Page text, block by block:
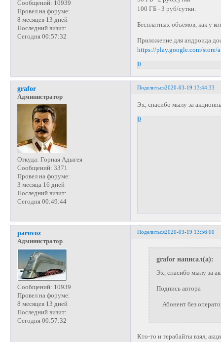
Сообщений: 10939
Провел на форуме:
8 месяцев 13 дней
Последний визит:
Сегодня 00:57:32
100 ГБ - 3 руб/сутки.
Бесплатных объёмов, как у
Приложение для андроида
https://play.google.com/
0
Поделиться2020-03-19 13:44:33
grafor
Администратор
Откуда: Горная Адыгея
Сообщений: 3371
Провел на форуме:
3 месяца 16 дней
Последний визит:
Сегодня 00:49:44
Эх, спасибо мылу за
0
Поделиться2020-03-19 13:56:00
parovoz
Администратор
Сообщений: 10939
Провел на форуме:
8 месяцев 13 дней
Последний визит:
Сегодня 00:57:32
grafor написал(а):
Эх, спасибо мылу за
Подпись автора
Абонент без
Кто-то и терабайты взял,